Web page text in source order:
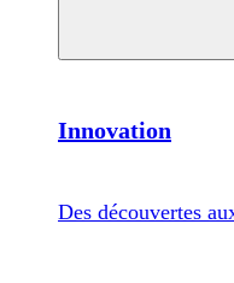
Innovation
Des découvertes